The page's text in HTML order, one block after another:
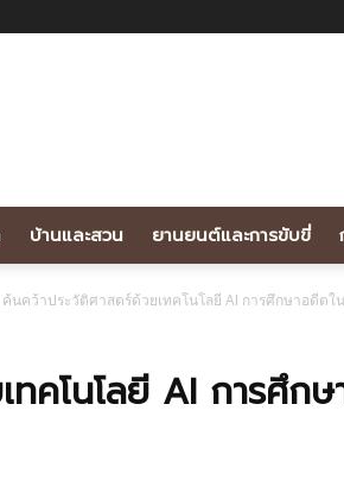
บ้านและสวน ยานยนต์และการขับขี่
ค้นคว้าประวัติศาสตร์ด้วยเทคโนโลยี AI การศึกษาอดีตใ
ทคโนโลยี AI การศึก